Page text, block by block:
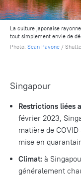
La culture japonaise
tout simplement envie de
Photo: Sean Pavone /
Singapour
Restrictions liées
février 2023,
matière de
mise en
Climat: à
généralement